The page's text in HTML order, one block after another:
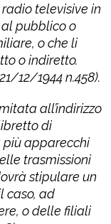
televisive in
pubblico o
o che li
o indiretto.
12/1944 n.458).
all’indirizzo
di
più apparecchi
trasmissioni
stipulare un
caso, ad
o delle filiali